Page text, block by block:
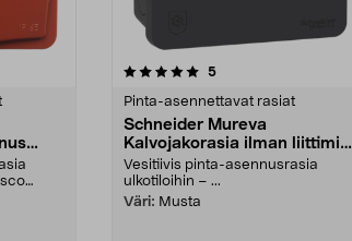
5arvostelut
Pinta-asennettavat rasiat
Schneider Mureva
Kalvojakorasia ilman liittimiä,
ulkokäyttöön
Vesitiivis pinta-asennusrasia
ulkotiloihin – ...
Väri: Musta
4.5 viidestä